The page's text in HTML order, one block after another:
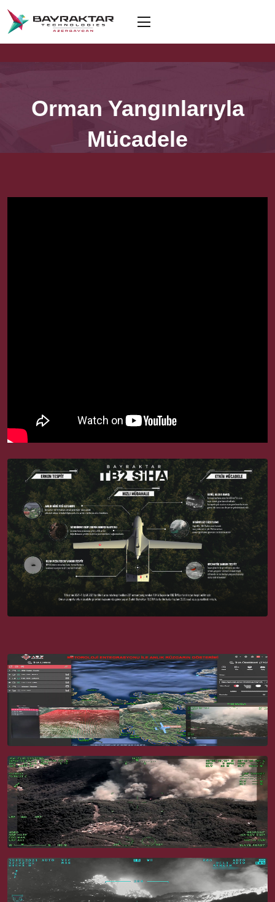
Orman Yangınlarıyla
Mücadele